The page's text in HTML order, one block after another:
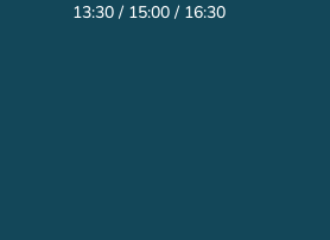
13:30 / 15:00 / 16:30